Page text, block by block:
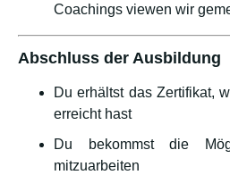
Coachings viewen wir
Abschluss der Ausbildung
Du erhältst das Zertifikat,
erreicht hast
Du bekommst die
mitzuarbeiten